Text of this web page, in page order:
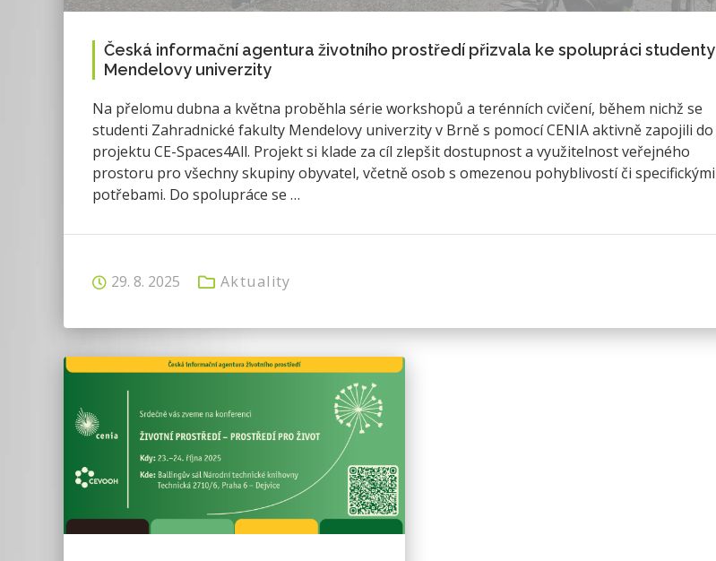
Česká informační agentura životního prostředí přizvala ke spolupráci studenty
Mendelovy univerzity
Na přelomu dubna a května proběhla série workshopů a terénních cvičení, během nichž se
studenti Zahradnické fakulty Mendelovy univerzity v Brně s pomocí CENIA aktivně zapojili do
projektu CE-Spaces4All. Projekt si klade za cíl zlepšit dostupnost a využitelnost veřejného
prostoru pro všechny skupiny obyvatel, včetně osob s omezenou pohyblivostí či specifickými
potřebami. Do spolupráce se …
29. 8. 2025 Aktuality